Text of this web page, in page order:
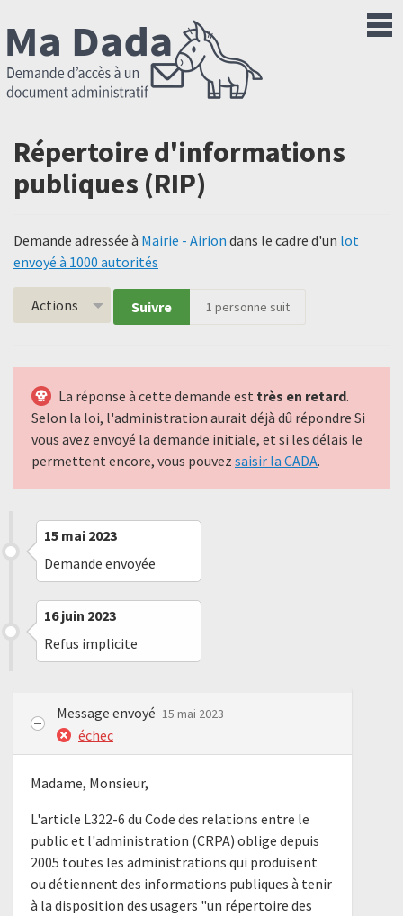
Répertoire d'informations
publiques (RIP)
Demande adressée à Mairie - Airion dans le cadre d'un lot
envoyé à 1000 autorités
Actions Suivre 1 personne suit
La réponse à cette demande est très en retard.
Selon la loi, l'administration aurait déjà dû répondre Si
vous avez envoyé la demande initiale, et si les délais le
permettent encore, vous pouvez saisir la CADA.
15 mai 2023
Demande envoyée
16 juin 2023
Refus implicite
Message envoyé 15 mai 2023
échec
Madame, Monsieur,
L'article L322-6 du Code des relations entre le
public et l'administration (CRPA) oblige depuis
2005 toutes les administrations qui produisent
ou détiennent des informations publiques à tenir
à la disposition des usagers "un répertoire des